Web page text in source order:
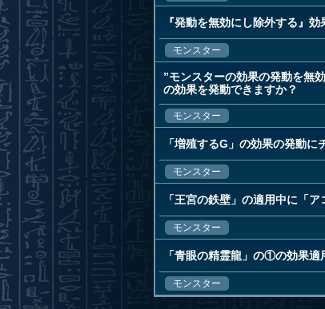
『発動を無効にし除外する』
モンスター
”モンスターの効果の発動を無
の効果を発動できますか？
モンスター
「増殖するG」の効果の発動
モンスター
「王宮の鉄壁」の適用中に「
モンスター
「青眼の精霊龍」の①の効果
モンスター